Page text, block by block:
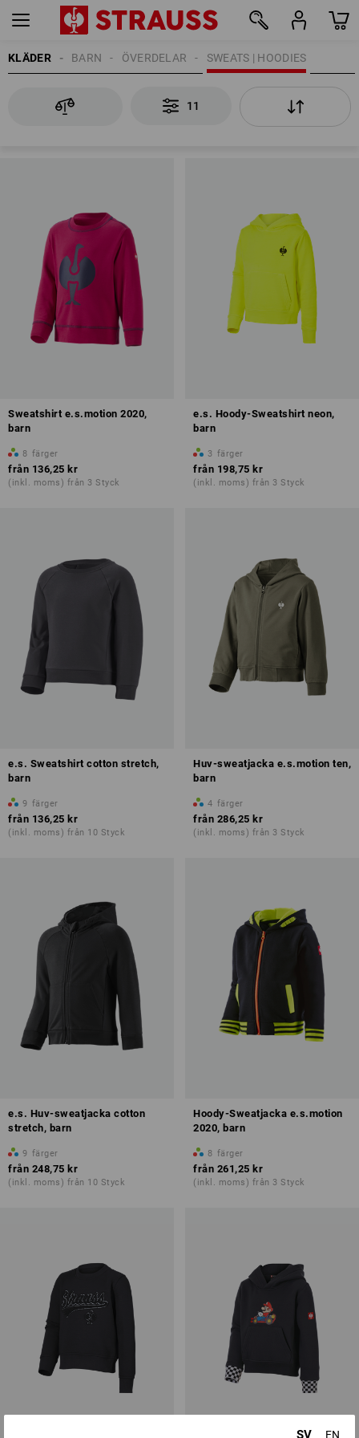
KLÄDER SWEATS | HOODIES
ÖVERDELAR
BARN
11
Sweatshirt e.s.motion 2020,
barn
8 färger
från 136,25 kr
(inkl. moms) från 3 Styck
e.s. Hoody-Sweatshirt neon,
barn
3 färger
från 198,75 kr
(inkl. moms) från 3 Styck
e.s. Sweatshirt cotton stretch,
barn
9 färger
från 136,25 kr
(inkl. moms) från 10 Styck
Huv-sweatjacka e.s.motion ten,
barn
4 färger
från 286,25 kr
(inkl. moms) från 3 Styck
e.s. Huv-sweatjacka cotton
stretch, barn
9 färger
från 248,75 kr
(inkl. moms) från 10 Styck
Hoody-Sweatjacka e.s.motion
2020, barn
8 färger
från 261,25 kr
(inkl. moms) från 3 Styck
SV EN